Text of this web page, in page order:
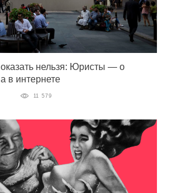
нельзя: Юристы — о
в интернете
11 579